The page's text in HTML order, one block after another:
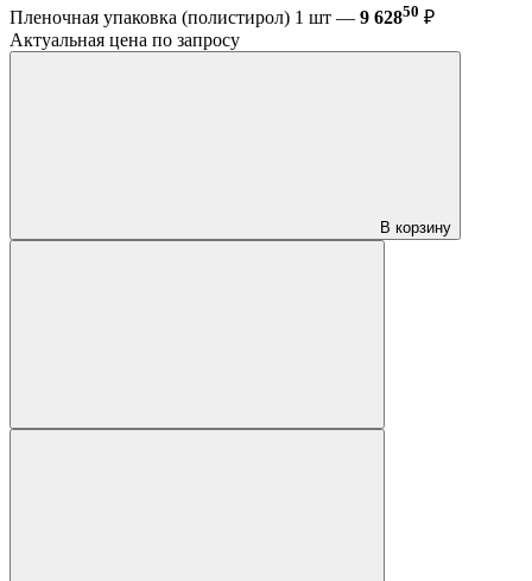
Пленочная упаковка (полистирол) 1 шт — 9 62850 ₽
Актуальная цена по запросу
В корзину